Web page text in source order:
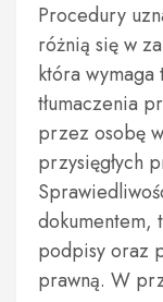
Procedury
różnią się w
która wymaga
tłumaczenia
przez osobę
przysięgłych
dokumentem,
podpisy oraz
prawną. W